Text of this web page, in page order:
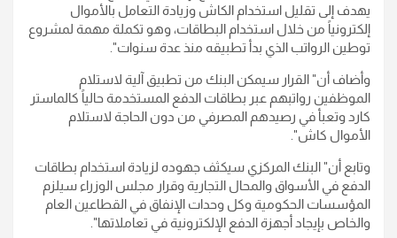
يهدف إلى تقليل استخدام الكاش وزيادة التعامل بالأموال
إلكترونياً من خلال استخدام البطاقات، وهو تكملة مهمة لمشروع
توطين الرواتب الذي بدأ تطبيقه منذ عدة سنوات".
وأضاف أن" القرار سيمكن البنك من تطبيق آلية لاستلام
الموظفين رواتبهم عبر بطاقات الدفع المستخدمة حالياً كالماستر
كارد وتعبأ في رصيدهم المصرفي من دون الحاجة لاستلام
الأموال كاش".
وتابع أن" البنك المركزي سيكثف جهوده لزيادة استخدام بطاقات
الدفع في الأسواق والمحال التجارية وقرار مجلس الوزراء سيلزم
المؤسسات الحكومية وكل وحدات الإنفاق في القطاعين العام
والخاص بإيجاد أجهزة الدفع الإلكترونية في تعاملاتها".